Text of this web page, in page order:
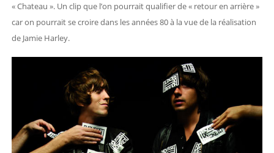
« Chateau ». Un clip que l’on pourrait qualifier de « retour en arrière »
car on pourrait se croire dans les années 80 à la vue de la réalisation
de Jamie Harley.